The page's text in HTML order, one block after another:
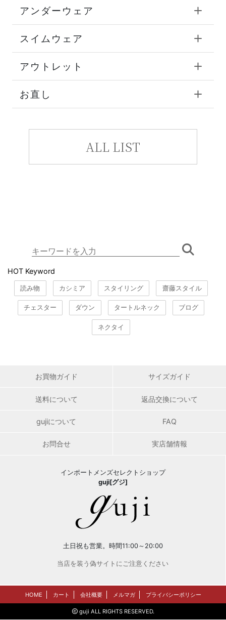
アンダーウェア
スイムウェア
アウトレット
お直し
ALL LIST
HOT Keyword
読み物 カシミア スタイリング 齋藤スタイル
チェスター ダウン タートルネック ブログ
ネクタイ
お買物ガイド サイズガイド
送料について 返品交換について
gujiについて FAQ
お問合せ 実店舗情報
インポートメンズセレクトショップ
guji[グジ]
土日祝も営業。時間11:00～20:00
当店を装う偽サイトにご注意ください
HOME カート 会社概要 メルマガ プライバシーポリシー
guji ALL RIGHTS RESERVED.